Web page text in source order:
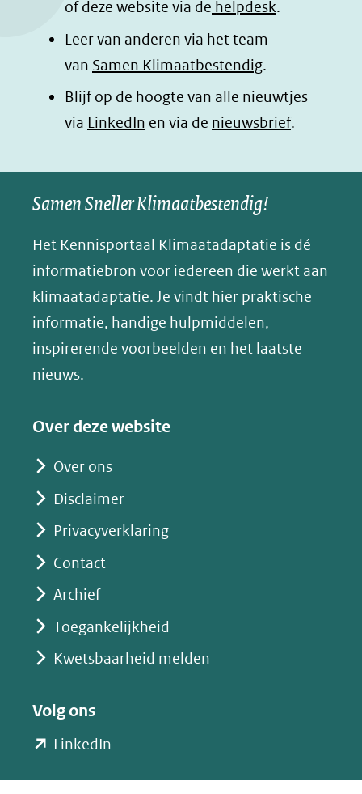
(opent
in
nieuw
venster)
naar
een
website)
(opent
in
nieuw
venster)
naar
een
website)
(opent
in
nieuw
venster)
naar
een
website)
o
p
B
l
e
s
y
(opent
in
nieuw
venster)
of deze website via de helpdesk.
Leer van anderen via het team
van Samen Klimaatbestendig.
Blijf op de hoogte van alle nieuwtjes
via LinkedIn (opent
nieuw
venster)
naar
een
andere
website)
en via de nieuwsbrief.
Samen Sneller Klimaatbestendig!
Het Kennisportaal Klimaatadaptatie is dé
informatiebron voor iedereen die werkt aan
klimaatadaptatie. Je vindt hier praktische
informatie, handige hulpmiddelen,
inspirerende voorbeelden en het laatste
nieuws.
Over deze website
Over ons
Disclaimer
Privacyverklaring
Contact
Archief
Toegankelijkheid
Kwetsbaarheid melden
Volg ons
LinkedIn